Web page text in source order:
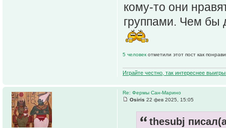
кому-то они
группами. Чем бы
5 человек отметили этот пост как
Играйте честно, так интереснее
Re: Фермы Сан-Марино
Osiris 22 фев 2025, 15:05
thesubj